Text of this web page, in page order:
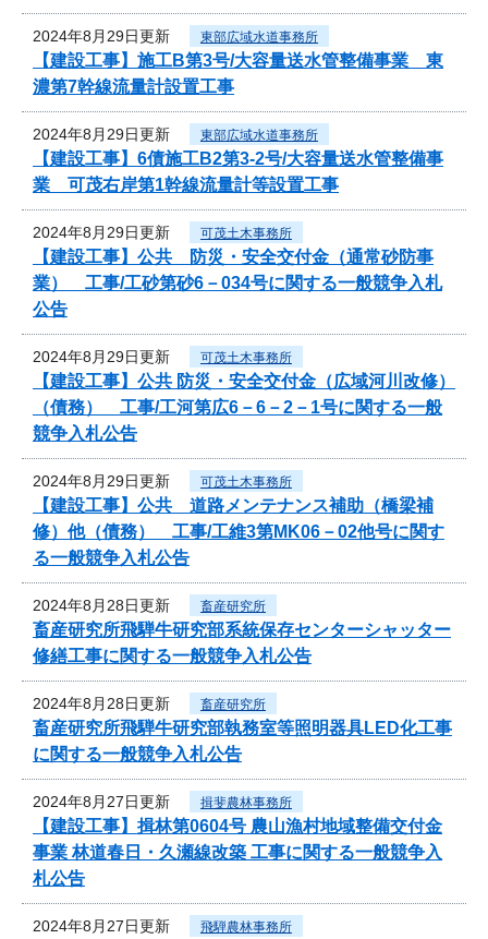
2024年8月29日更新 東部広域水道事務所
【建設工事】施工B第3号/大容量送水管整備事業 東
濃第7幹線流量計設置工事
2024年8月29日更新 東部広域水道事務所
【建設工事】6債施工B2第3-2号/大容量送水管整備事
業 可茂右岸第1幹線流量計等設置工事
2024年8月29日更新 可茂土木事務所
【建設工事】公共 防災・安全交付金（通常砂防事
業） 工事/工砂第砂6－034号に関する一般競争入札
公告
2024年8月29日更新 可茂土木事務所
【建設工事】公共 防災・安全交付金（広域河川改修）
（債務） 工事/工河第広6－6－2－1号に関する一般
競争入札公告
2024年8月29日更新 可茂土木事務所
【建設工事】公共 道路メンテナンス補助（橋梁補
修）他（債務） 工事/工維3第MK06－02他号に関す
る一般競争入札公告
2024年8月28日更新 畜産研究所
畜産研究所飛騨牛研究部系統保存センターシャッター
修繕工事に関する一般競争入札公告
2024年8月28日更新 畜産研究所
畜産研究所飛騨牛研究部執務室等照明器具LED化工事
に関する一般競争入札公告
2024年8月27日更新 揖斐農林事務所
【建設工事】揖林第0604号 農山漁村地域整備交付金
事業 林道春日・久瀬線改築 工事に関する一般競争入
札公告
2024年8月27日更新 飛騨農林事務所